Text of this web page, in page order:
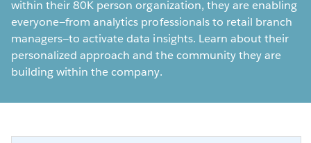
within their 80K person organization, they are enabling
everyone—from analytics professionals to retail branch
managers—to activate data insights. Learn about their
personalized approach and the community they are
building within the company.